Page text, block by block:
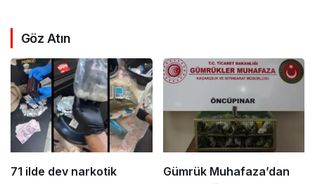
Göz Atın
71 ilde dev narkotik
Gümrük Muhafaza’dan